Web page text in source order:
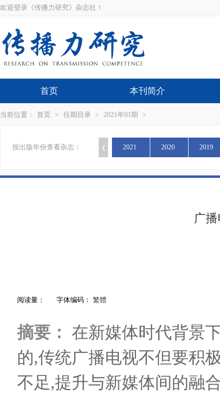
欢迎登录《传播力研究》杂志社！
首页 本刊简介
当前位置： 首页 > 往期目录 > 2021年01期 >
按出版年份查看杂志： 2021 2020 2019
广
阅读量： 字体编码： 繁體
摘要： 在新媒体时代背景
的,传统广播电视不但要积
不足,提升与新媒体间的融